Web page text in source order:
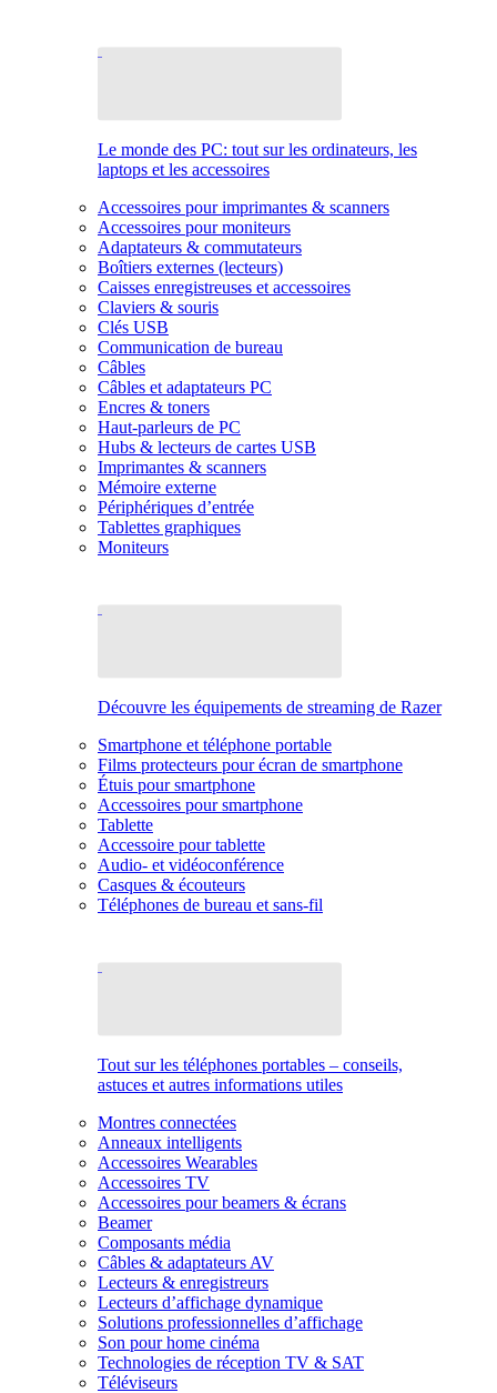
Le monde des PC: tout sur les ordinateurs, les
laptops et les accessoires
Accessoires pour imprimantes & scanners
Accessoires pour moniteurs
Adaptateurs & commutateurs
Boîtiers externes (lecteurs)
Caisses enregistreuses et accessoires
Claviers & souris
Clés USB
Communication de bureau
Câbles
Câbles et adaptateurs PC
Encres & toners
Haut-parleurs de PC
Hubs & lecteurs de cartes USB
Imprimantes & scanners
Mémoire externe
Périphériques d’entrée
Tablettes graphiques
Moniteurs
Découvre les équipements de streaming de Razer
Smartphone et téléphone portable
Films protecteurs pour écran de smartphone
Étuis pour smartphone
Accessoires pour smartphone
Tablette
Accessoire pour tablette
Audio- et vidéoconférence
Casques & écouteurs
Téléphones de bureau et sans-fil
Tout sur les téléphones portables – conseils,
astuces et autres informations utiles
Montres connectées
Anneaux intelligents
Accessoires Wearables
Accessoires TV
Accessoires pour beamers & écrans
Beamer
Composants média
Câbles & adaptateurs AV
Lecteurs & enregistreurs
Lecteurs d’affichage dynamique
Solutions professionnelles d’affichage
Son pour home cinéma
Technologies de réception TV & SAT
Téléviseurs